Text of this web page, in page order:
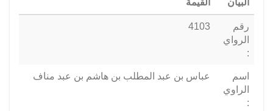
البيان القيمة
رقم
الرواي
:
4103
اسم
الراوي
:
عباس بن عبد المطلب بن هاشم بن عبد مناف